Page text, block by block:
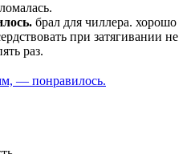
брал для чиллера. хорошо
при затягивании не
раз.